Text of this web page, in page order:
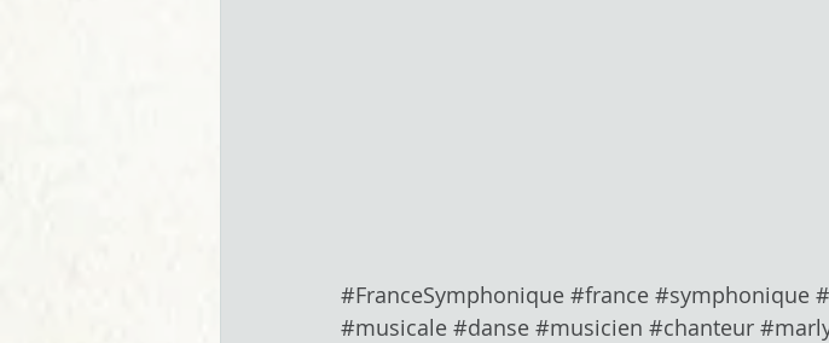
#FranceSymphonique #france #symphonique
#musicale #danse #musicien #chanteur